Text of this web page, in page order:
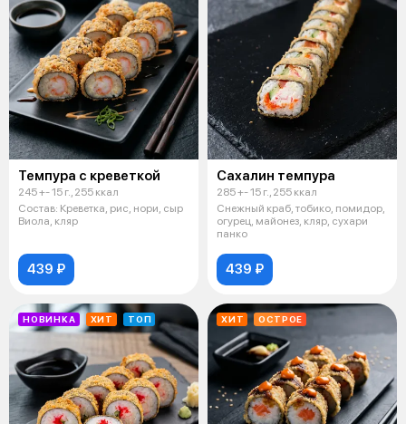
Темпура с креветкой
245 +- 15 г., 255 ккал
Состав: Креветка, рис, нори, сыр
Виола, кляр
439 ₽
Сахалин темпура
285 +- 15 г., 255 ккал
Снежный краб, тобико, помидор,
огурец, майонез, кляр, сухари
панко
439 ₽
НОВИНКА ХИТ ТОП ХИТ ОСТРОЕ